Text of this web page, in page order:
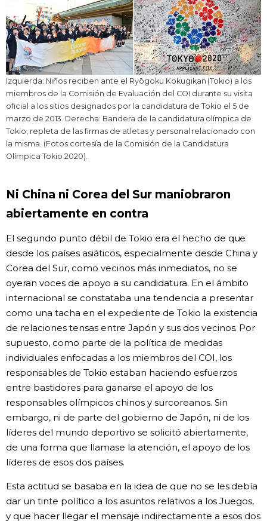
Izquierda: Niños reciben ante el Ryōgoku Kokugikan (Tokio) a los
miembros de la Comisión de Evaluación del COI durante su visita
oficial a los sitios designados por la candidatura de Tokio el 5 de
marzo de 2013. Derecha: Bandera de la candidatura olímpica de
Tokio, repleta de las firmas de atletas y personal relacionado con
la misma. (Fotos cortesía de la Comisión de la Candidatura
Olímpica Tokio 2020).
Ni China ni Corea del Sur maniobraron
abiertamente en contra
El segundo punto débil de Tokio era el hecho de que
desde los países asiáticos, especialmente desde China y
Corea del Sur, como vecinos más inmediatos, no se
oyeran voces de apoyo a su candidatura. En el ámbito
internacional se constataba una tendencia a presentar
como una tacha en el expediente de Tokio la existencia
de relaciones tensas entre Japón y sus dos vecinos. Por
supuesto, como parte de la política de medidas
individuales enfocadas a los miembros del COI, los
responsables de Tokio estaban haciendo esfuerzos
entre bastidores para ganarse el apoyo de los
responsables olímpicos chinos y surcoreanos. Sin
embargo, ni de parte del gobierno de Japón, ni de los
líderes del mundo deportivo se solicitó abiertamente,
de una forma que llamase la atención, el apoyo de los
líderes de esos dos países.
Esta actitud se basaba en la idea de que no se les debía
dar un tinte político a los asuntos relativos a los Juegos,
y que hacer llegar el mensaje indirectamente a esos dos